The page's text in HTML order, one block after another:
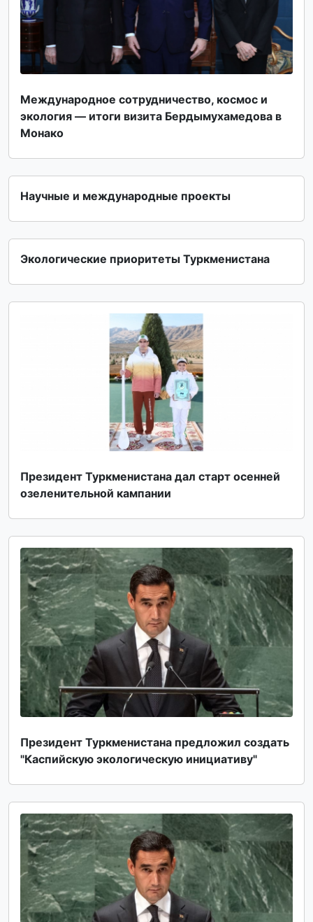
Международное сотрудничество, космос и
экология — итоги визита Бердымухамедова в
Монако
Научные и международные проекты
Экологические приоритеты Туркменистана
Президент Туркменистана дал старт осенней
озеленительной кампании
Президент Туркменистана предложил создать
"Каспийскую экологическую инициативу"